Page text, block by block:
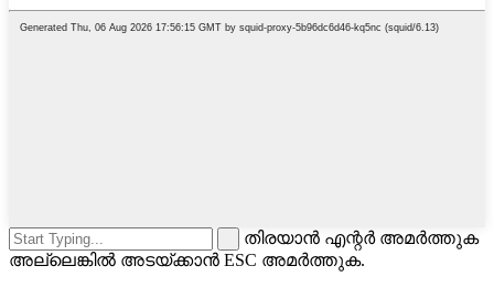
തിരയാൻ എന്റർ അമർത്തുക
അല്ലെങ്കിൽ അടയ്ക്കാൻ ESC അമർത്തുക.